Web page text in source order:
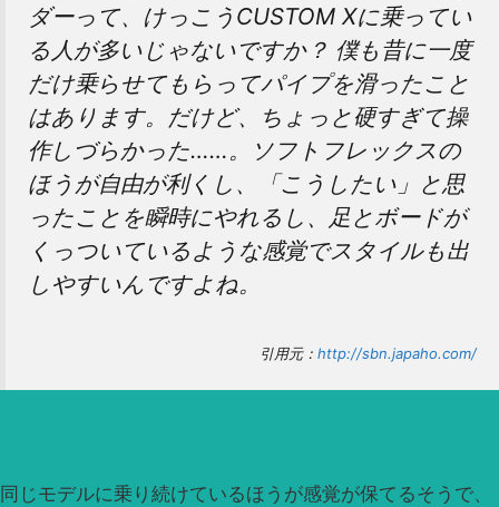
ダーって、けっこうCUSTOM Xに乗ってい
る人が多いじゃないですか？ 僕も昔に一度
だけ乗らせてもらってパイプを滑ったこと
はあります。だけど、ちょっと硬すぎて操
作しづらかった……。ソフトフレックスの
ほうが自由が利くし、「こうしたい」と思
ったことを瞬時にやれるし、足とボードが
くっついているような感覚でスタイルも出
しやすいんですよね。
引用元： http://sbn.japaho.com/
同じモデルに乗り続けているほうが感覚が保てるそうで、